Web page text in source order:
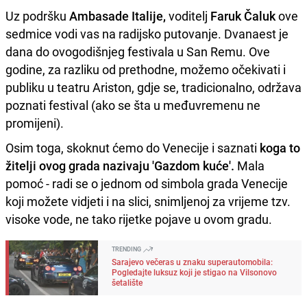
Uz podršku Ambasade Italije, voditelj Faruk Čalukove
sedmice vodi vas na radijsko putovanje. Dvanaest je
dana do ovogodišnjeg festivala u San Remu. Ove
godine, za razliku od prethodne, možemo očekivati i
publiku u teatru Ariston, gdje se, tradicionalno, održava
poznati festival (ako se šta u međuvremenu ne
promijeni).
Osim toga, skoknut ćemo do Venecije i saznati koga to
žitelji ovog grada nazivaju 'Gazdom kuće'. Mala
pomoć - radi se o jednom od simbola grada Venecije
koji možete vidjeti i na slici, snimljenoj za vrijeme tzv.
visoke vode, ne tako rijetke pojave u ovom gradu.
TRENDING
Sarajevo večeras u znaku superautomobila:
Pogledajte luksuz koji je stigao na Vilsonovo
šetalište